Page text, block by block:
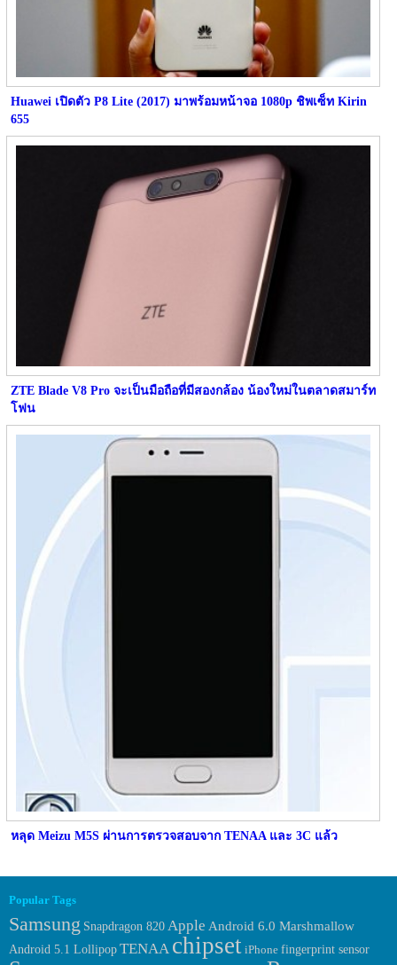
Huawei เปิดตัว P8 Lite (2017) มาพร้อมหน้าจอ 1080p ชิพเซ็ท Kirin
655
ZTE Blade V8 Pro จะเป็นมือถือที่มีสองกล้อง น้องใหม่ในตลาดสมาร์ท
โฟน
หลุด Meizu M5S ผ่านการตรวจสอบจาก TENAA และ 3C แล้ว
Popular Tags
Samsung Snapdragon 820 Apple Android 6.0 Marshmallow
Android 5.1 Lollipop TENAA chipset iPhone fingerprint sensor